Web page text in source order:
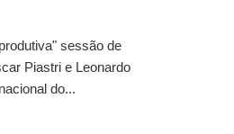
sessão de
Piastri e Leonardo
do...